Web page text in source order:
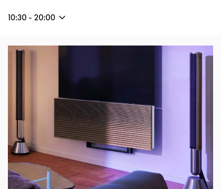
10:30 - 20:00
Bilde av arrangement